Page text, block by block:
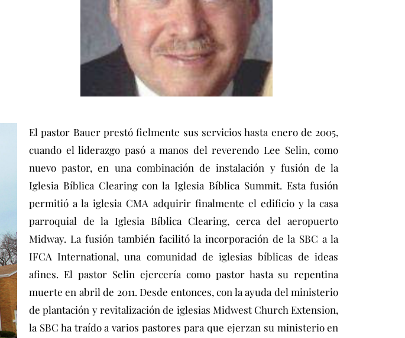
El pastor Bauer prestó fielmente sus servicios hasta enero de 2005,
cuando el liderazgo pasó a manos del reverendo Lee Selin, como
nuevo pastor, en una combinación de instalación y fusión de la
Iglesia Bíblica Clearing con la Iglesia Bíblica Summit. Esta fusión
permitió a la iglesia CMA adquirir finalmente el edificio y la casa
parroquial de la Iglesia Bíblica Clearing, cerca del aeropuerto
Midway. La fusión también facilitó la incorporación de la SBC a la
IFCA International, una comunidad de iglesias bíblicas de ideas
afines. El pastor Selin ejercería como pastor hasta su repentina
muerte en abril de 2011. Desde entonces, con la ayuda del ministerio
de plantación y revitalización de iglesias Midwest Church Extension,
la SBC ha traído a varios pastores para que ejerzan su ministerio en